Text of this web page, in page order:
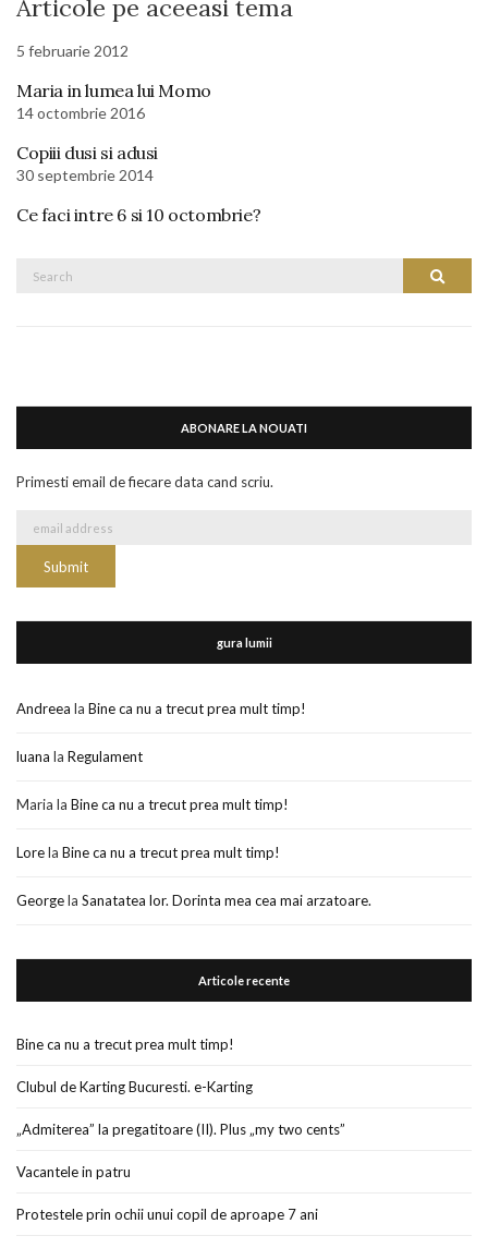
Articole pe aceeasi tema
5 februarie 2012
Maria in lumea lui Momo
14 octombrie 2016
Copiii dusi si adusi
30 septembrie 2014
Ce faci intre 6 si 10 octombrie?
Search
ABONARE LA NOUATI
Primesti email de fiecare data cand scriu.
gura lumii
Andreea la Bine ca nu a trecut prea mult timp!
luana la Regulament
Maria la Bine ca nu a trecut prea mult timp!
Lorela Bine ca nu a trecut prea mult timp!
Georgela Sanatatea lor. Dorinta mea cea mai arzatoare.
Articole recente
Bine ca nu a trecut prea mult timp!
Clubul de Karting Bucuresti. e-Karting
„Admiterea” la pregatitoare (II). Plus „my two cents”
Vacantele in patru
Protestele prin ochii unui copil de aproape 7 ani